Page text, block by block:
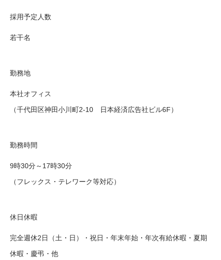
採用予定人数
若干名
勤務地
本社オフィス
（千代田区神田小川町2-10 日本経済広告社ビル6F）
勤務時間
9時30分～17時30分
（フレックス・テレワーク等対応）
休日休暇
完全週休2日（土・日）・祝日・年末年始・年次有給休暇・夏期
休暇・慶弔・他